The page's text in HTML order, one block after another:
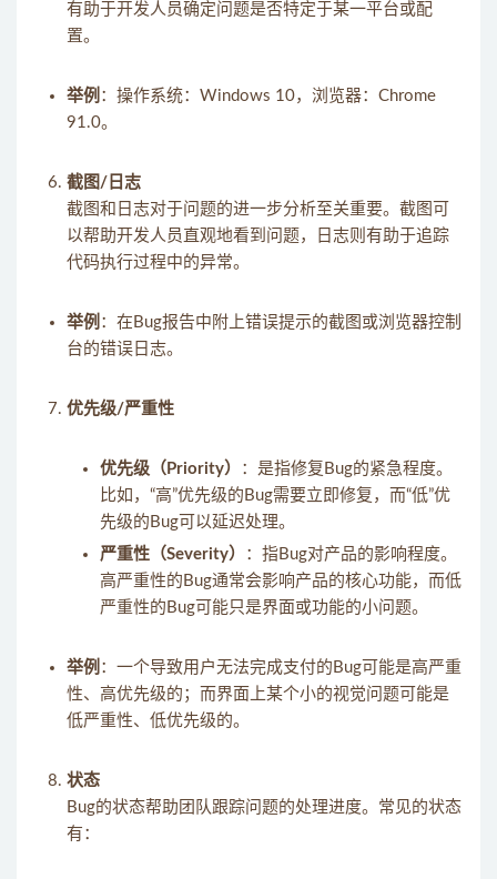
有助于开发人员确定问题是否特定于某一平台或配
置。
举例 ：操作系统：Windows 10，浏览器：Chrome
91.0。
截图/日志
截图和日志对于问题的进一步分析至关重要。截图可
以帮助开发人员直观地看到问题，日志则有助于追踪
代码执行过程中的异常。
举例 ：在Bug报告中附上错误提示的截图或浏览器控制
台的错误日志。
优先级/严重性
优先级（Priority）
：是指修复Bug的紧急程度。
比如，“高”优先级的Bug需要立即修复，而“低”优
先级的Bug可以延迟处理。
严重性（Severity）
：指Bug对产品的影响程度。
高严重性的Bug通常会影响产品的核心功能，而低
严重性的Bug可能只是界面或功能的小问题。
举例 ：一个导致用户无法完成支付的Bug可能是高严重
性、高优先级的；而界面上某个小的视觉问题可能是
低严重性、低优先级的。
状态
Bug的状态帮助团队跟踪问题的处理进度。常见的状态
有：